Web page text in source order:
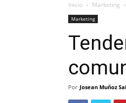
Inicio Marketing
Marketing
Por Josean Muñoz